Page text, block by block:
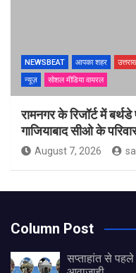
NEWSBEAT आपका शहर
न्यूज़
सोशल मीडिया वायरल
रामनगर के रिजॉर्ट में
गाजियाबाद सीओ के
August 7, 2026
Column Post
सप्ताहांत से